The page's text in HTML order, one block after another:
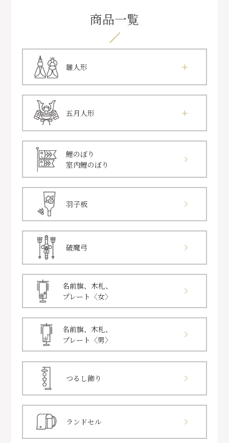
商品一覧
雛人形
五月人形
鯉のぼり
室内鯉のぼり
羽子板
破魔弓
名前旗、木札、
プレート〈女〉
名前旗、木札、
プレート〈男〉
つるし飾り
ランドセル